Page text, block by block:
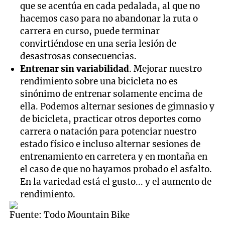
que se acentúa en cada pedalada, al que no
hacemos caso para no abandonar la ruta o
carrera en curso, puede terminar
convirtiéndose en una seria lesión de
desastrosas consecuencias.
Entrenar sin variabilidad. Mejorar nuestro
rendimiento sobre una bicicleta no es
sinónimo de entrenar solamente encima de
ella. Podemos alternar sesiones de gimnasio y
de bicicleta, practicar otros deportes como
carrera o natación para potenciar nuestro
estado físico e incluso alternar sesiones de
entrenamiento en carretera y en montaña en
el caso de que no hayamos probado el asfalto.
En la variedad está el gusto... y el aumento de
rendimiento.
Fuente: Todo Mountain Bike